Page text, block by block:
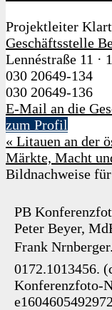
Projektleiter
Geschäftsstelle
Lennéstraße 11 ·
030 20649-134
030 20649-136
E-Mail an die
zum Profil
« Litauen an der
Märkte, Macht
Bildnachweise
PB
Peter Beyer,
Frank
0172.1013456.
Konferenzfoto-